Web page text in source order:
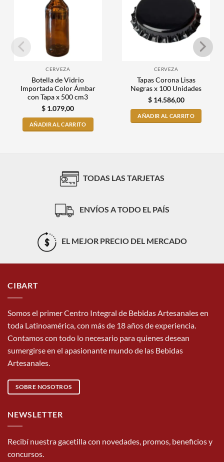
CERVEZA
Botella de Vidrio
Importada Color Ámbar
con Tapa x 500 cm3
$ 1.079,00
AÑADIR AL CARRITO
CERVEZA
Tapas Corona Lisas
Negras x 100 Unidades
$14.586,00
AÑADIR AL CARRITO
TODAS LAS TARJETAS
ENVÍOS A TODO EL PAÍS
EL MEJOR PRECIO DEL MERCADO
CIBART
Somos el primer Centro Integral de Bebidas Artesanales en
toda Latinoamérica, con más de 18 años de experiencia.
Contamos con todo lo necesario para quienes desean
sumergirse en el apasionante mundo de las Bebidas
Artesanales.
SOBRE NOSOTROS
NEWSLETTER
Recibí nuestra gacetilla con novedades, promos, beneficios y
concursos.